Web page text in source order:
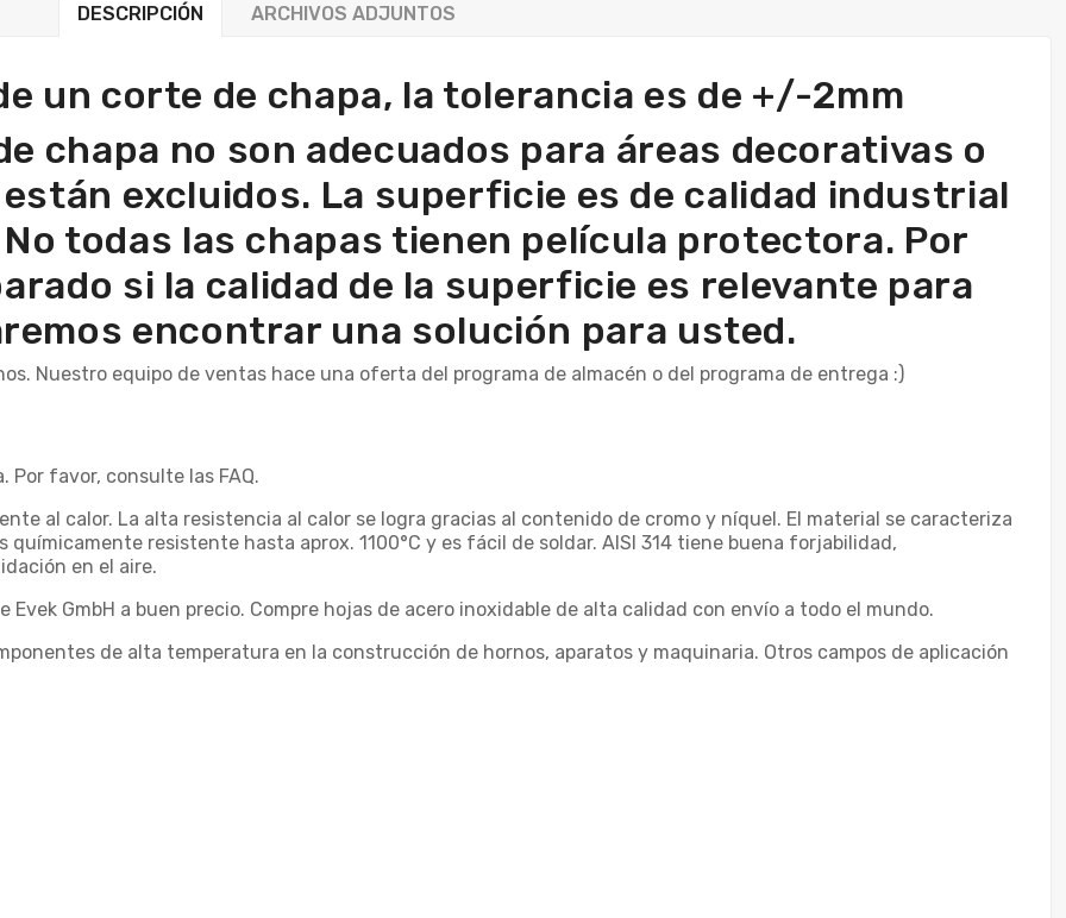
DESCRIPCIÓN ARCHIVOS ADJUNTOS
un corte de chapa, la tolerancia es de +/-2mm
chapa no son adecuados para áreas decorativas o
excluidos. La superficie es de calidad industrial
todas las chapas tienen película protectora. Por
si la calidad de la superficie es relevante para
encontrar una solución para usted.
Nuestro equipo de ventas hace una oferta del programa de almacén o del programa de entrega :)
Por favor, consulte las FAQ.
al calor. La alta resistencia al calor se logra gracias al contenido de cromo y níquel. El material se caracteriza
químicamente resistente hasta aprox. 1100°C y es fácil de soldar. AISI 314 tiene buena forjabilidad,
en el aire.
GmbH a buen precio. Compre hojas de acero inoxidable de alta calidad con envío a todo el mundo.
de alta temperatura en la construcción de hornos, aparatos y maquinaria. Otros campos de aplicación